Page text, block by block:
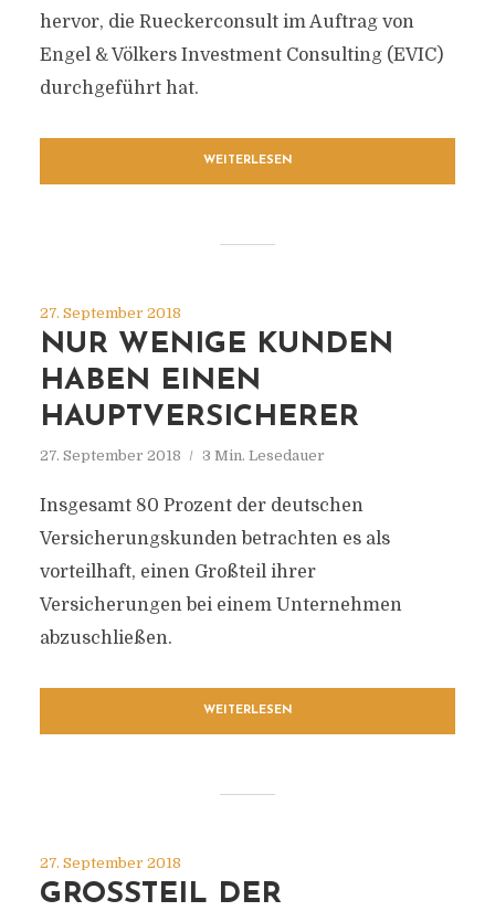
hervor, die Rueckerconsult im Auftrag von
Engel & Völkers Investment Consulting (EVIC)
durchgeführt hat.
WEITERLESEN
27. September 2018
NUR WENIGE KUNDEN
HABEN EINEN
HAUPTVERSICHERER
27. September 2018 3 Min. Lesedauer
Insgesamt 80 Prozent der deutschen
Versicherungskunden betrachten es als
vorteilhaft, einen Großteil ihrer
Versicherungen bei einem Unternehmen
abzuschließen.
WEITERLESEN
27. September 2018
GROSSTEIL DER E